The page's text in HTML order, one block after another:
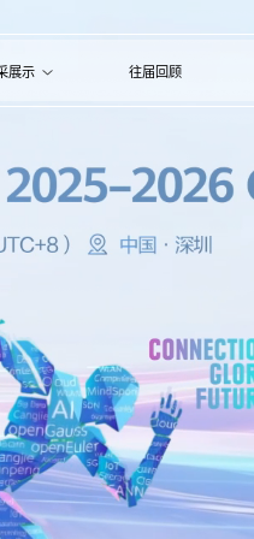
展示 往届回顾